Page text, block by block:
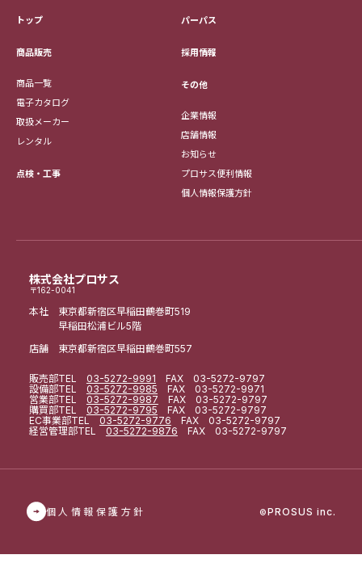
株式会社プロサス
〒162-0041
本社 東京都新宿区早稲田鶴巻町519
早稲田松浦ビル5階
店舗 東京都新宿区早稲田鶴巻町557
販売部TEL 03-5272-9991 FAX 03-5272-9797
設備部TEL 03-5272-9985 FAX 03-5272-9971
営業部TEL 03-5272-9987 FAX 03-5272-9797
購買部TEL 03-5272-9795 FAX 03-5272-9797
EC事業部TEL 03-5272-9776 FAX 03-5272-9797
経営管理部TEL 03-5272-9876 FAX 03-5272-9797
トップ
商品販売
商品一覧
電子カタログ
取扱メーカー
レンタル
点検・工事
パーパス
採用情報
その他
企業情報
店舗情報
お知らせ
プロサス便利情報
個人情報保護方針
個人情報保護方針 ©PROSUS inc.